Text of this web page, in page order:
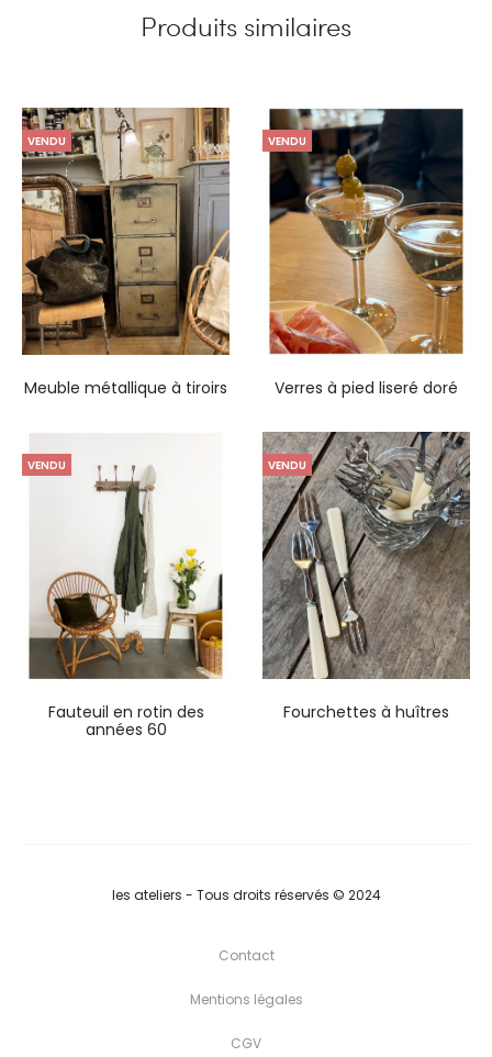
Produits similaires
VENDU
Meuble métallique à tiroirs
VENDU
Verres à pied liseré doré
VENDU
Fauteuil en rotin des
années 60
VENDU
Fourchettes à huîtres
les ateliers - Tous droits réservés © 2024
Contact
Mentions légales
CGV